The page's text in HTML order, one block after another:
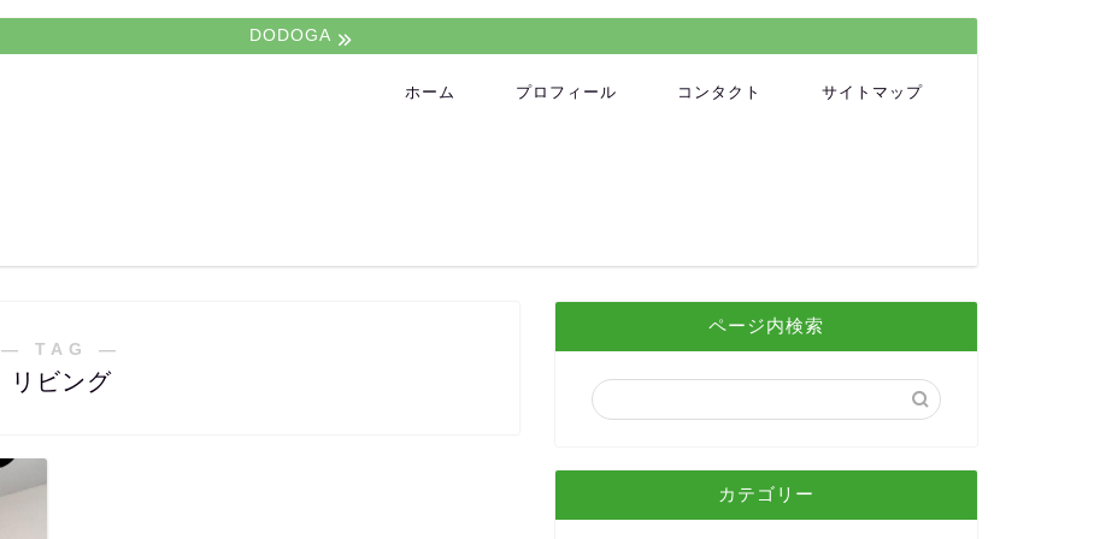
DODOGA
ホーム プロフィール コンタクト サイトマップ
― TAG ―
リビング
ページ内検索
カテゴリー